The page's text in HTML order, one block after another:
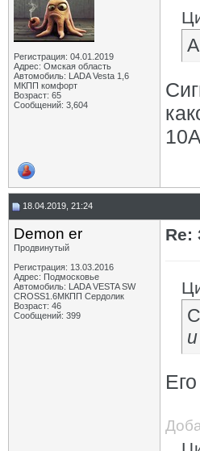
Регистрация: 04.01.2019
Адрес: Омская область
Автомобиль: LADA Vesta 1,6
МКПП комфорт
Возраст: 65
Сообщений: 3,604
18.04.2019, 21:24
Demon er
Продвинутый
Регистрация: 13.03.2016
Адрес: Подмосковье
Автомобиль: LADA VESTA SW
CROSS1.6МКПП Сердолик
Возраст: 46
Сообщений: 399
Re: